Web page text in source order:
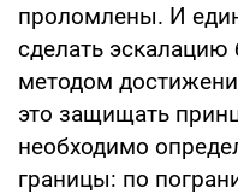
проломлены. И
сделать
методом
это защищать
необходимо
границы: по